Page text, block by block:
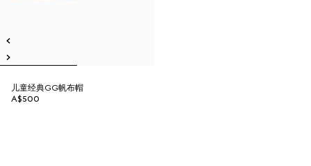
儿童经典GG帆布帽
A$500